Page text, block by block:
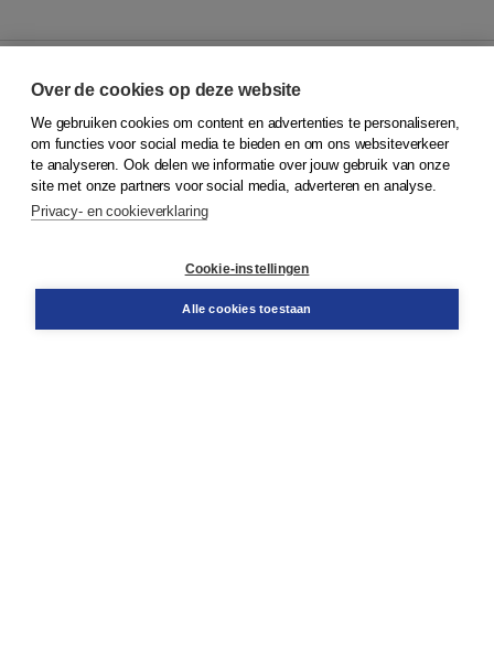
© 2026Koninklijke Boom uitgevers
Klantenservice
Service & informatie
Contact
Over de cookies op deze website
We gebruiken cookies om content en advertenties te personaliseren,
om functies voor social media te bieden en om ons websiteverkeer
te analyseren. Ook delen we informatie over jouw gebruik van onze
site met onze partners voor social media, adverteren en analyse.
Privacy- en cookieverklaring
Cookie-instellingen
Alle cookies toestaan